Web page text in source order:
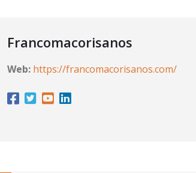
Francomacorisanos
Web: https://francomacorisanos.com/